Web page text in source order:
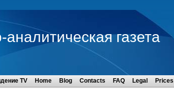
газета
TV Home Blog Contacts FAQ Legal
Prices